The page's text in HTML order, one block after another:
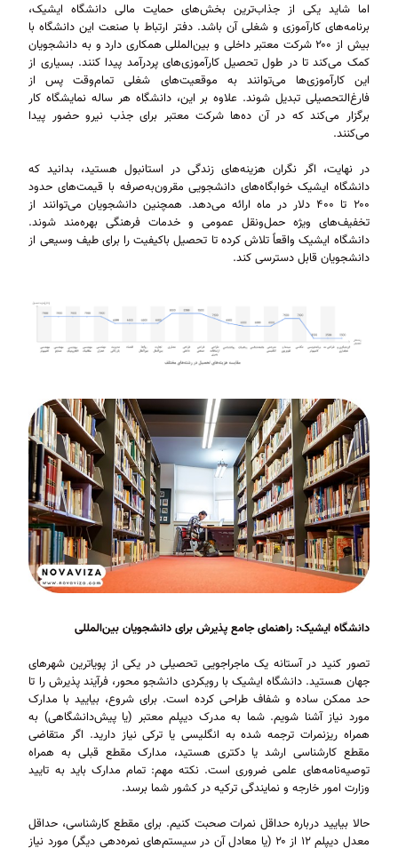
اما شاید یکی از جذاب‌ترین بخش‌های حمایت مالی دانشگاه ایشیک،
برنامه‌های کارآموزی و شغلی آن باشد. دفتر ارتباط با صنعت این دانشگاه با
بیش از ۲۰۰ شرکت معتبر داخلی و بین‌المللی همکاری دارد و به دانشجویان
کمک می‌کند تا در طول تحصیل کارآموزی‌های پردرآمد پیدا کنند. بسیاری از
این کارآموزی‌ها می‌توانند به موقعیت‌های شغلی تمام‌وقت پس از
فارغ‌التحصیلی تبدیل شوند. علاوه بر این، دانشگاه هر ساله نمایشگاه کار
برگزار می‌کند که در آن ده‌ها شرکت معتبر برای جذب نیرو حضور پیدا
می‌کنند.
در نهایت، اگر نگران هزینه‌های زندگی در استانبول هستید، بدانید که
دانشگاه ایشیک خوابگاه‌های دانشجویی مقرون‌به‌صرفه با قیمت‌های حدود
۲۰۰ تا ۴۰۰ دلار در ماه ارائه می‌دهد. همچنین دانشجویان می‌توانند از
تخفیف‌های ویژه حمل‌ونقل عمومی و خدمات فرهنگی بهره‌مند شوند.
دانشگاه ایشیک واقعاً تلاش کرده تا تحصیل باکیفیت را برای طیف وسیعی از
دانشجویان قابل دسترسی کند.
دانشگاه ایشیک: راهنمای جامع پذیرش برای دانشجویان بین‌المللی
تصور کنید در آستانه یک ماجراجویی تحصیلی در یکی از پویاترین شهرهای
جهان هستید. دانشگاه ایشیک با رویکردی دانشجو محور، فرآیند پذیرش را تا
حد ممکن ساده و شفاف طراحی کرده است. برای شروع، بیایید با مدارک
مورد نیاز آشنا شویم. شما به مدرک دیپلم معتبر (یا پیش‌دانشگاهی) به
همراه ریزنمرات ترجمه شده به انگلیسی یا ترکی نیاز دارید. اگر متقاضی
مقطع کارشناسی ارشد یا دکتری هستید، مدارک مقطع قبلی به همراه
توصیه‌نامه‌های علمی ضروری است. نکته مهم: تمام مدارک باید به تایید
وزارت امور خارجه و نمایندگی ترکیه در کشور شما برسد.
حالا بیایید درباره حداقل نمرات صحبت کنیم. برای مقطع کارشناسی، حداقل
معدل دیپلم ۱۲ از ۲۰ (یا معادل آن در سیستم‌های نمره‌دهی دیگر) مورد نیاز